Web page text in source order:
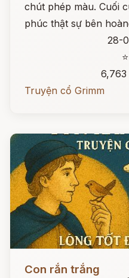
chút phép màu. Cuối
phúc thật sự bên
28-
Truyện cổ Grimm
Con rắn trắng